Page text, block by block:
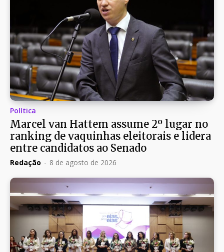
Política
Marcel van Hattem assume 2º lugar no
ranking de vaquinhas eleitorais e lidera
entre candidatos ao Senado
Redação - 8 de agosto de 2026